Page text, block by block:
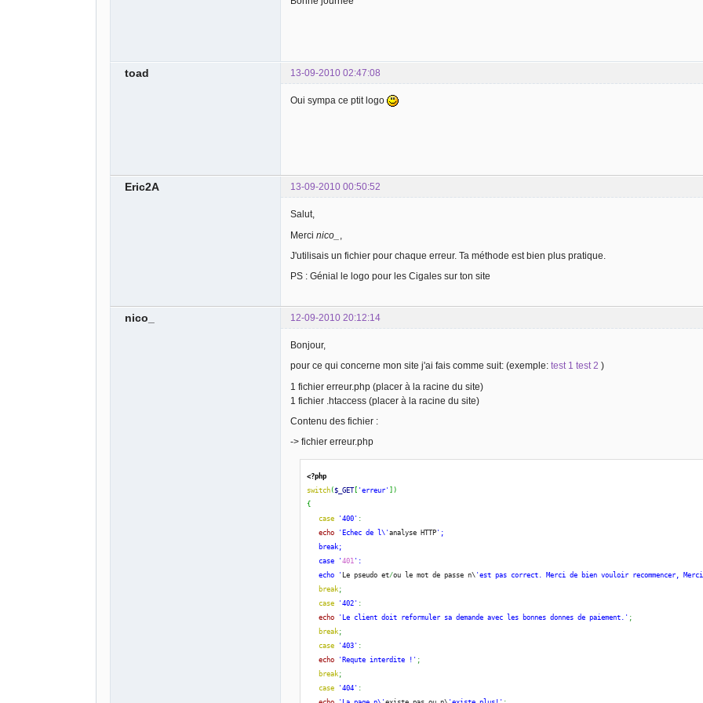
toad 13-09-2010 02:47:08
Oui sympa ce ptit logo
Eric2A 13-09-2010 00:50:52
Salut,
Merci nico_
J'utilisais un fichier pour chaque erreur. Ta méthode est bien plus pratique.
PS : Génial le logo pour les Cigales sur ton site
nico_ 12-09-2010 20:12:14
Bonjour,
pour ce qui concerne mon site j'ai fais comme suit: (exemple: test 1 test 2 )
1 fichier erreur.php (placer à la racine du site)
1 fichier .htaccess (placer à la racine du site)
Contenu des fichier :
-> fichier erreur.php
<?php
switch($_GET[ 'erreur' ] )
{
case
'400' :
echo
'Echec de l\'analyse HTTP';
break;
case '401 ':
echo ' Le pseudo et/ou le mot de passe n\ 'est pas correct. Merci de bien vouloir recommencer,
break;
case
'402' :
echo
'Le client doit reformuler sa demande avec les bonnes donnes de paiement.' ;
break;
case
'403' :
echo
'Requte interdite !' ;
break;
case
'404' :